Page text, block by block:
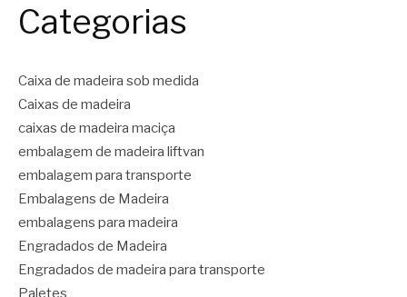
Categorias
Caixa de madeira sob medida
Caixas de madeira
caixas de madeira maciça
embalagem de madeira liftvan
embalagem para transporte
Embalagens de Madeira
embalagens para madeira
Engradados de Madeira
Engradados de madeira para transporte
Paletes